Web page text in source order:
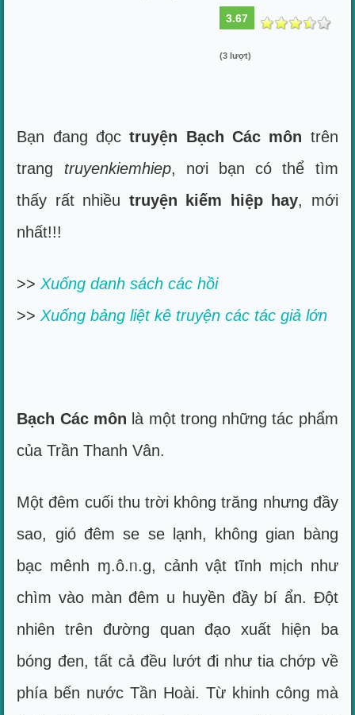
3.67
(3 lượt)
Bạn đang đọctruyện Bạch Các môn trên
trang truyenkiemhiep, nơi bạn có thể tìm
thấy rất nhiều truyện kiếm hiệp hay, mới
nhất!!!
>>Xuống danh sách các hồi
>>Xuống bảng liệt kê truyện các tác giả lớn
Bạch Các môn là một trong những tác phẩm
của Trần Thanh Vân.
Một đêm cuối thu trời không trăng nhưng đầy
sao, gió đêm se se lạnh, không gian bàng
bạc mênh ɱ.ô.ᥒ.g, cảnh vật tĩnh mịch như
chìm vào màn đêm u huyền đầy bí ẩn. Đột
nhiên trên đường quan đạo xuất hiện ba
bóng đen, tất cả đều lướt đi như tia chớp về
phía bến nước Tần Hoài. Từ khinh công mà